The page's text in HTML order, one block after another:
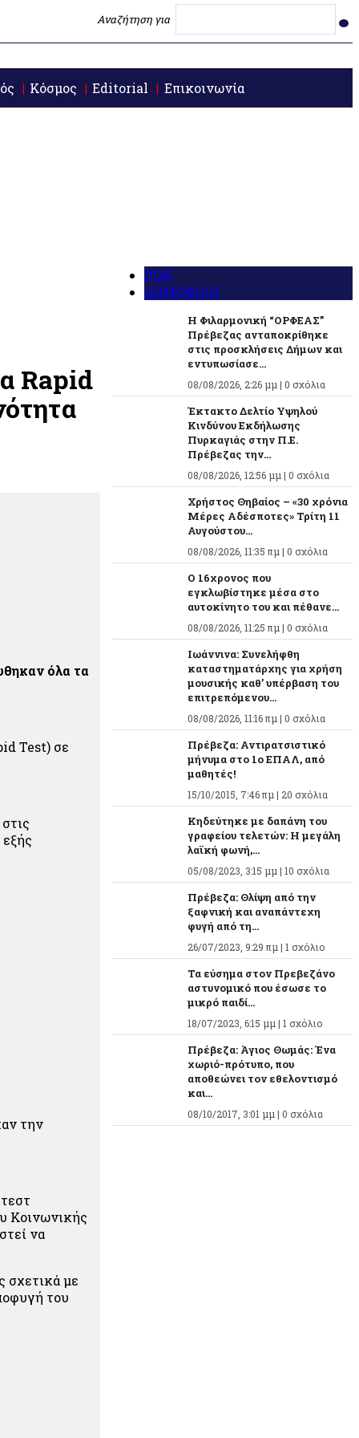
Αναζήτηση για
Κόσμος Editorial Επικοινωνία
Rapid
όλα τα
Test) σε
την
Κοινωνικής
να
σχετικά με
του
ΡΟΗ
ΔΗΜΟΦΙΛΗ
Η Φιλαρμονική “ΟΡΦΕΑΣ”
Πρέβεζας ανταποκρίθηκε
στις προσκλήσεις Δήμων και
εντυπωσίασε...
08/08/2026, 2:26 μμ | 0 σχόλια
Έκτακτο Δελτίο Υψηλού
Κινδύνου Εκδήλωσης
Πυρκαγιάς στην Π.Ε.
Πρέβεζας την...
08/08/2026, 12:56 μμ | 0 σχόλια
Χρήστος Θηβαίος – «30 χρόνια
Μέρες Αδέσποτες» Τρίτη 11
Αυγούστου...
08/08/2026, 11:35 πμ | 0 σχόλια
O 16χρονος που
εγκλωβίστηκε μέσα στο
αυτοκίνητο του και πέθανε...
08/08/2026, 11:25 πμ | 0 σχόλια
Ιωάννινα: Συνελήφθη
καταστηματάρχης για χρήση
μουσικής καθ’ υπέρβαση του
επιτρεπόμενου...
08/08/2026, 11:16 πμ | 0 σχόλια
Πρέβεζα: Αντιρατσιστικό
μήνυμα στο 1ο ΕΠΑΛ, από
μαθητές!
15/10/2015, 7:46 πμ | 20 σχόλια
Κηδεύτηκε με δαπάνη του
γραφείου τελετών: Η μεγάλη
λαϊκή φωνή,...
05/08/2023, 3:15 μμ | 10 σχόλια
Πρέβεζα: Θλίψη από την
ξαφνική και αναπάντεχη
φυγή από τη...
26/07/2023, 9:29 πμ | 1 σχόλιο
Τα εύσημα στον Πρεβεζάνο
αστυνομικό που έσωσε το
μικρό παιδί...
18/07/2023, 6:15 μμ | 1 σχόλιο
Πρέβεζα: Άγιος Θωμάς: Ένα
χωριό-πρότυπο, που
αποθεώνει τον εθελοντισμό
και...
08/10/2017, 3:01 μμ | 0 σχόλια